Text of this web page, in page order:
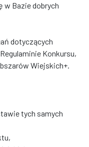
w Bazie dobrych
dotyczących
Konkursu,
Wiejskich+.
tych samych